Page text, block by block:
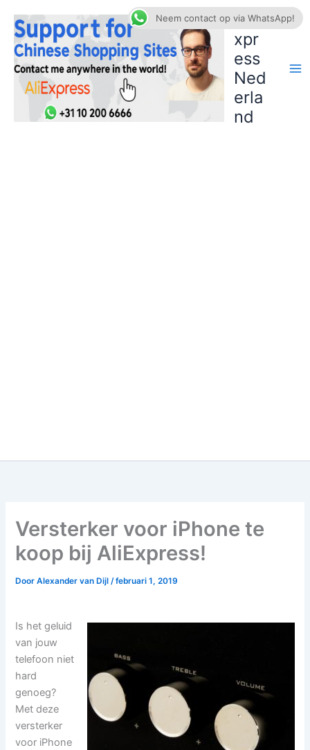
naar
inhoud
AliE
xpr
ess
Ned
erla
nd
Versterker voor iPhone te
koop bij AliExpress!
DoorAlexander van Dijl/februari 1, 2019
Is het geluid
van jouw
telefoon niet
hard
genoeg?
Met deze
versterker
voor iPhone
Neem contact op via WhatsApp!